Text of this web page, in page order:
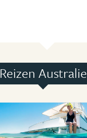
Reizen Australie